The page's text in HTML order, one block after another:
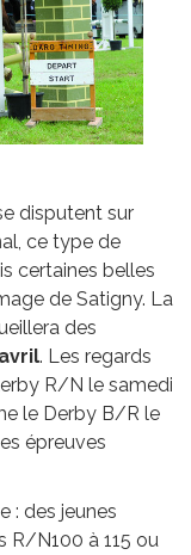
disputent sur
ce type de
certaines belles
de Satigny. La
des
. Les regards
R/N le samedi
le Derby B/R le
épreuves
: des jeunes
R/N100 à 115 ou